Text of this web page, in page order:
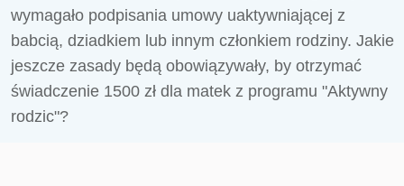
wymagało podpisania umowy uaktywniającej z
babcią, dziadkiem lub innym członkiem rodziny. Jakie
jeszcze zasady będą obowiązywały, by otrzymać
świadczenie 1500 zł dla matek z programu "Aktywny
rodzic"?